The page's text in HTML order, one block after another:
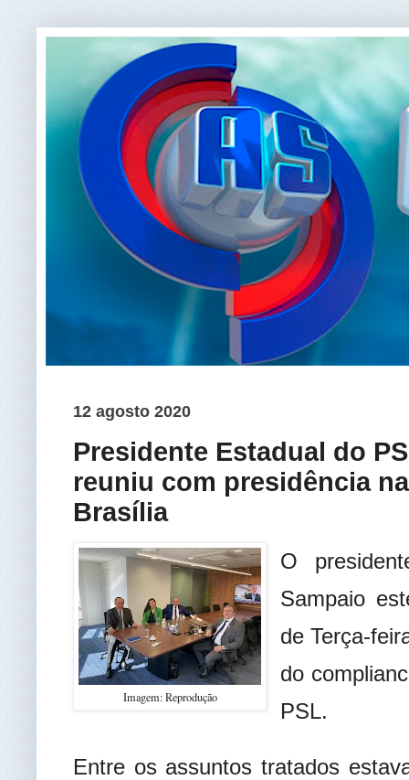
12 agosto 2020
Presidente Estadual do
reuniu com presidência
Brasília
Imagem: Reprodução
O
Sampaio
de Terça-
do
PSL.
Entre os assuntos tratados